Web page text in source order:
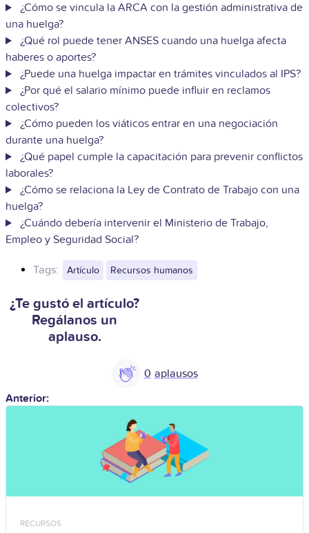
¿Cómo se vincula la ARCA con la gestión administrativa de
una huelga?
¿Qué rol puede tener ANSES cuando una huelga afecta
haberes o aportes?
¿Puede una huelga impactar en trámites vinculados al IPS?
¿Por qué el salario mínimo puede influir en reclamos
colectivos?
¿Cómo pueden los viáticos entrar en una negociación
durante una huelga?
¿Qué papel cumple la capacitación para prevenir conflictos
laborales?
¿Cómo se relaciona la Ley de Contrato de Trabajo con una
huelga?
¿Cuándo debería intervenir el Ministerio de Trabajo,
Empleo y Seguridad Social?
Tags: Artículo Recursos humanos
¿Te gustó el artículo?
Regálanos un
aplauso.
0
Anterior:
RECURSOS